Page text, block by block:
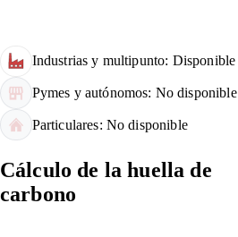
Industrias y multipunto: Disponible
Pymes y autónomos: No disponible
Particulares: No disponible
Cálculo de la huella de
carbono